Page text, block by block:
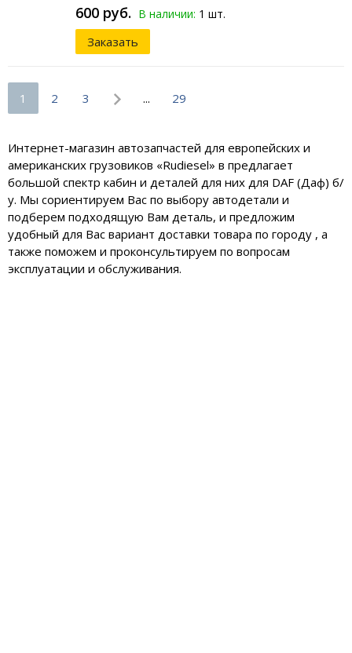
600 руб. В наличии: 1 шт.
Заказать
1 2 3 ... 29
Интернет-магазин автозапчастей для европейских и
американских грузовиков «Rudiesel» в предлагает
большой спектр кабин и деталей для них для DAF (Даф) б/
у. Мы сориентируем Вас по выбору автодетали и
подберем подходящую Вам деталь, и предложим
удобный для Вас вариант доставки товара по городу , а
также поможем и проконсультируем по вопросам
эксплуатации и обслуживания.